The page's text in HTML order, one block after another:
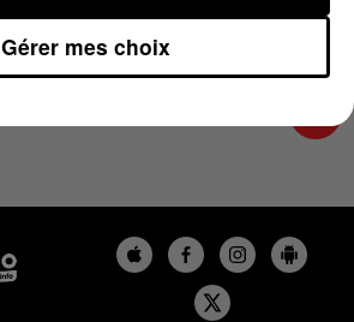
Gérer mes choix